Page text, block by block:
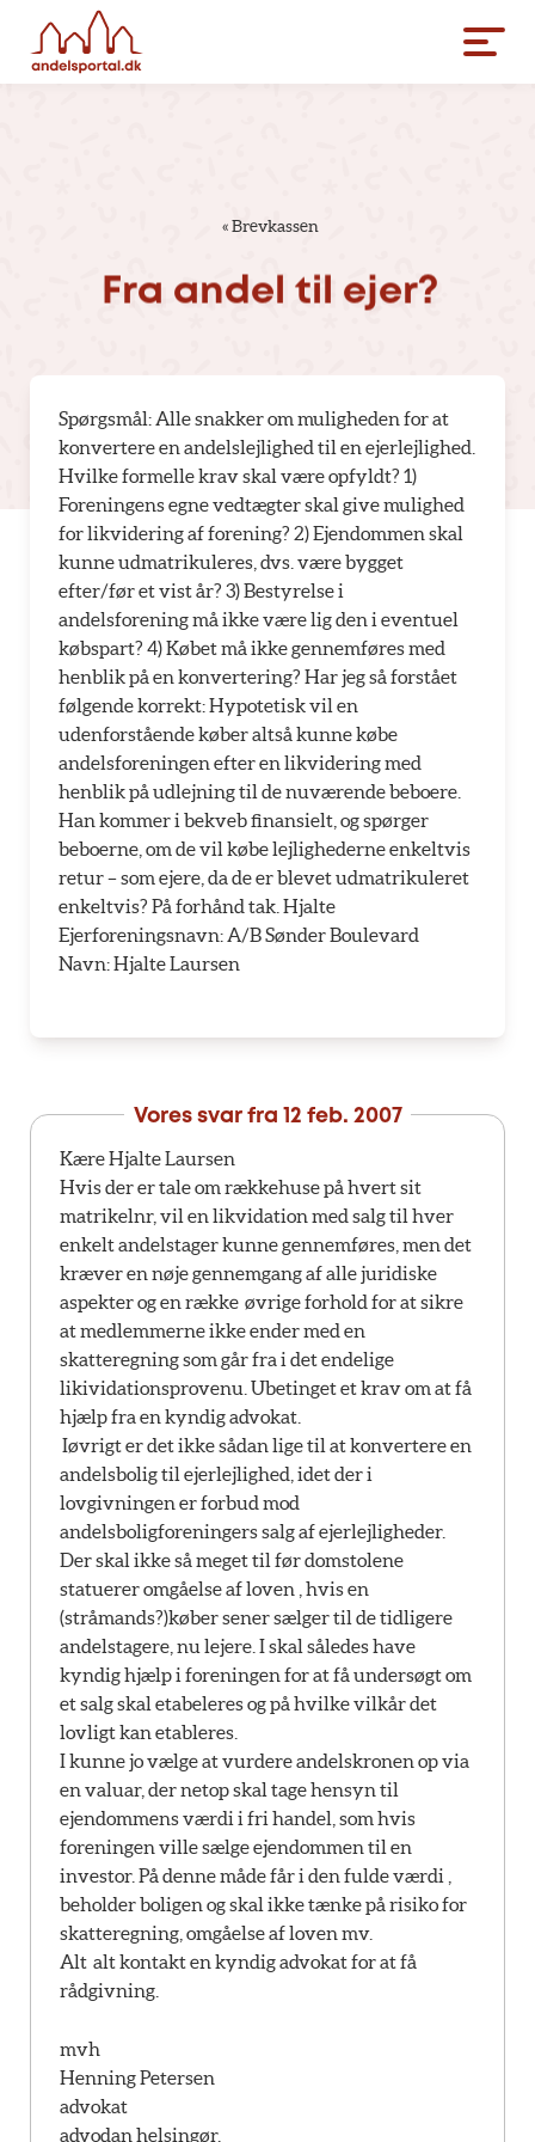
«Brevkassen
Fra andel til ejer?
Spørgsmål: Alle snakker om muligheden for at
konvertere en andelslejlighed til en ejerlejlighed.
Hvilke formelle krav skal være opfyldt? 1)
Foreningens egne vedtægter skal give mulighed
for likvidering af forening? 2) Ejendommen skal
kunne udmatrikuleres, dvs. være bygget
efter/før et vist år? 3) Bestyrelse i
andelsforening må ikke være lig den i eventuel
købspart? 4) Købet må ikke gennemføres med
henblik på en konvertering? Har jeg så forstået
følgende korrekt: Hypotetisk vil en
udenforstående køber altså kunne købe
andelsforeningen efter en likvidering med
henblik på udlejning til de nuværende beboere.
Han kommer i bekveb finansielt, og spørger
beboerne, om de vil købe lejlighederne enkeltvis
retur – som ejere, da de er blevet udmatrikuleret
enkeltvis? På forhånd tak. Hjalte
Ejerforeningsnavn: A/B Sønder Boulevard
Navn: Hjalte Laursen
Vores svar fra 12 feb. 2007
Kære Hjalte Laursen
Hvis der er tale om rækkehuse på hvert sit
matrikelnr, vil en likvidation med salg til hver
enkelt andelstager kunne gennemføres, men det
kræver en nøje gennemgang af alle juridiske
aspekter og en række øvrige forhold for at sikre
at medlemmerne ikke ender med en
skatteregning som går fra i det endelige
likividationsprovenu. Ubetinget et krav om at få
hjælp fra en kyndig advokat.
Iøvrigt er det ikke sådan lige til at konvertere en
andelsbolig til ejerlejlighed, idet der i
lovgivningen er forbud mod
andelsboligforeningers salg af ejerlejligheder.
Der skal ikke så meget til før domstolene
statuerer omgåelse af loven , hvis en
(stråmands?)køber sener sælger til de tidligere
andelstagere, nu lejere. I skal således have
kyndig hjælp i foreningen for at få undersøgt om
et salg skal etabeleres og på hvilke vilkår det
lovligt kan etableres.
I kunne jo vælge at vurdere andelskronen op via
en valuar, der netop skal tage hensyn til
ejendommens værdi i fri handel, som hvis
foreningen ville sælge ejendommen til en
investor. På denne måde får i den fulde værdi ,
beholder boligen og skal ikke tænke på risiko for
skatteregning, omgåelse af loven mv.
Alt alt kontakt en kyndig advokat for at få
rådgivning.
mvh
Henning Petersen
advokat
advodan helsingør.